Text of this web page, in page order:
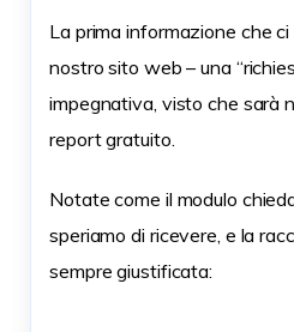
La prima informazione che
nostro sito web – una
impegnativa, visto che sarà
report gratuito.
Notate come il modulo
speriamo di ricevere, e la
sempre giustificata: